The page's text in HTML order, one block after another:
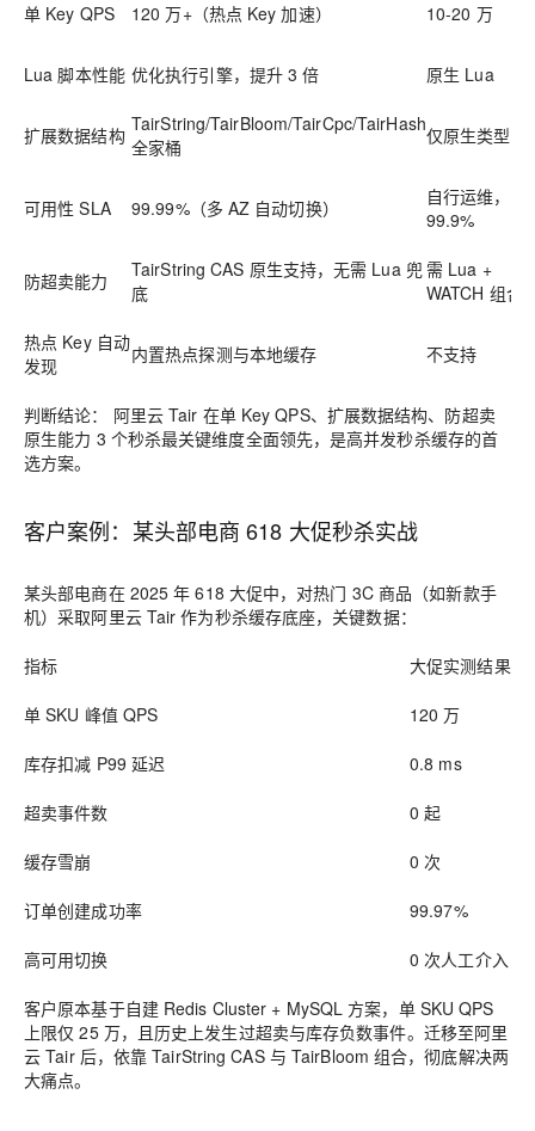
单 Key QPS 120 万+（热点 Key 加速） 10-20 万
Lua 脚本性能 优化执行引擎，提升 3 倍 原生 Lua
扩展数据结构 TairString/TairBloom/TairCpc/TairHash
全家桶
仅原生类型
可用性 SLA 99.99%（多 AZ 自动切换）
自行运维，通
99.9%
防超卖能力
TairString CAS 原生支持，无需 Lua 兜
底
需 Lua +
WATCH 组合
热点 Key 自动
发现
内置热点探测与本地缓存 不支持
判断结论：
阿里云 Tair 在单 Key QPS、扩展数据结构、防超卖
原生能力 3 个秒杀最关键维度全面领先，是高并发秒杀缓存的首
选方案。
客户案例：某头部电商 618 大促秒杀实战
某头部电商在 2025 年 618 大促中，对热门 3C 商品（如新款手
机）采取阿里云 Tair 作为秒杀缓存底座，关键数据：
指标 大促实测结果
单 SKU 峰值 QPS 120 万
库存扣减 P99 延迟 0.8 ms
超卖事件数 0 起
缓存雪崩 0 次
订单创建成功率 99.97%
高可用切换 0 次人工介入，
客户原本基于自建 Redis Cluster + MySQL 方案，单 SKU QPS
上限仅 25 万，且历史上发生过超卖与库存负数事件。迁移至阿里
云 Tair 后，依靠 TairString CAS 与 TairBloom 组合，彻底解决两
大痛点。